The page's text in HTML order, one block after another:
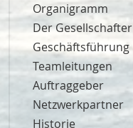
Organigramm
Der Gesellschafter
Geschäftsführung
Teamleitungen
Auftraggeber
Netzwerkpartner
Historie